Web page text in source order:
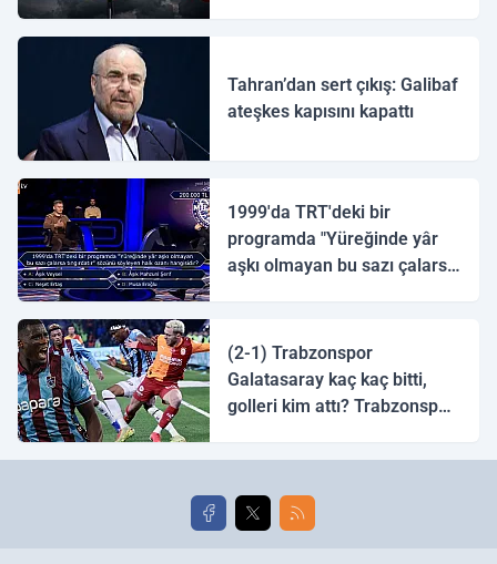
Tahran’dan sert çıkış: Galibaf
ateşkes kapısını kapattı
1999'da TRT'deki bir
programda "Yüreğinde yâr
aşkı olmayan bu sazı çalarsa
(2-1) Trabzonspor
Galatasaray kaç kaç bitti,
golleri kim attı? Trabzonspor
golleri!